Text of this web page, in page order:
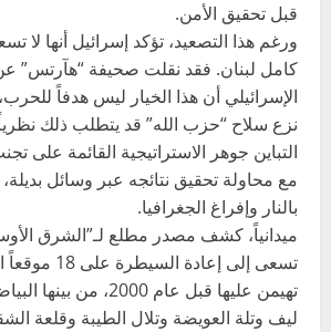
قبل تحقيق الأمن.
ورغم هذا التصعيد، تؤكد إسرائيل أنها لا
كامل لبنان. فقد نقلت صحيفة “هآرتس”
الإسرائيلي أن هذا الخيار ليس هدفاً
نزع سلاح “حزب الله” قد يتطلب ذلك
التباين جوهر الاستراتيجية القائمة على
مع محاولة تحقيق نتائجه عبر وسائل بديلة،
بالنار وإفراغ الجغرافيا.
ميدانياً، كشف مصدر مطلع لـ”الشرق
تسعى إلى إعادة
تهيمن عليها قبل عام
ليف وتلة العويضة وتلال الطيبة وقلعة